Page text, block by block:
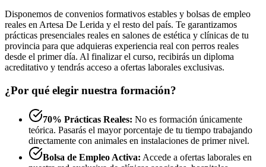
Disponemos de convenios formativos estables y bolsas de empleo
reales en Artesa De Lerida y el resto del país. Te garantizamos
prácticas presenciales reales en salones de estética y clínicas de tu
provincia para que adquieras experiencia real con perros reales
desde el primer día. Al finalizar el curso, recibirás un diploma
acreditativo y tendrás acceso a ofertas laborales exclusivas.
¿Por qué elegir nuestra formación?
70% Prácticas Reales: No es formación únicamente
teórica. Pasarás el mayor porcentaje de tu tiempo trabajando
directamente con animales en instalaciones de primer nivel.
Bolsa de Empleo Activa: Accede a ofertas laborales en